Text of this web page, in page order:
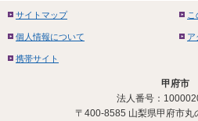
サイトマップ
個人情報について ア
携帯サイト
甲府市
法人番号：
〒400-8585 山梨県甲府市丸